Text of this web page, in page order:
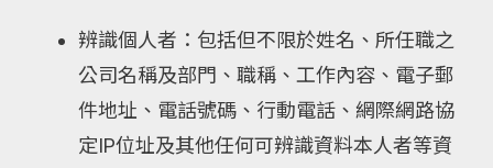
辨識個人者：包括但不限於姓名、所任職之
公司名稱及部門、職稱、工作內容、電子郵
件地址、電話號碼、行動電話、網際網路協
定IP位址及其他任何可辨識資料本人者等資